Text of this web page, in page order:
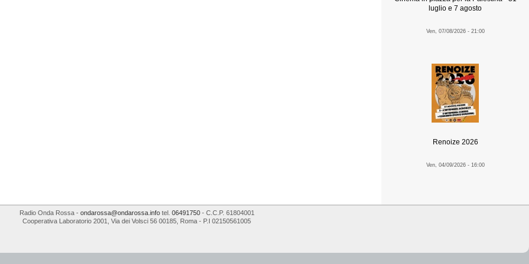
luglio e 7 agosto
Ven, 07/08/2026 - 21:00
Renoize 2026
Ven, 04/09/2026 - 16:00
Radio Onda Rossa- ondarossa@ondarossa.infotel. 06491750- C.C.P. 61804001
Cooperativa Laboratorio 2001
Via dei Volsci 56 00185 Roma - P.I 02150561005